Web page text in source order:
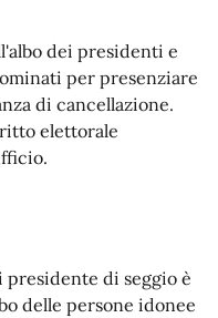
dei presidenti e
per presenziare
di cancellazione.
elettorale
presidente di seggio è
delle persone idonee